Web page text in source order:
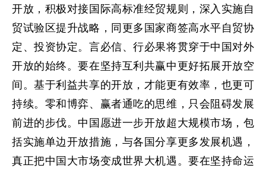
开放，积极对接国际高标准经贸规则，深入实施自
贸试验区提升战略，同更多国家商签高水平自贸协
定、投资协定。言必信、行必果将贯穿于中国对外
开放的始终。要在坚持互利共赢中更好拓展开放空
间。基于利益共享的开放，才能更有效率，也更可
持续。零和博弈、赢者通吃的思维，只会阻碍发展
前进的步伐。中国愿进一步开放超大规模市场，包
括实施单边开放措施，与各国分享更多发展机遇，
真正把中国大市场变成世界大机遇。要在坚持命运